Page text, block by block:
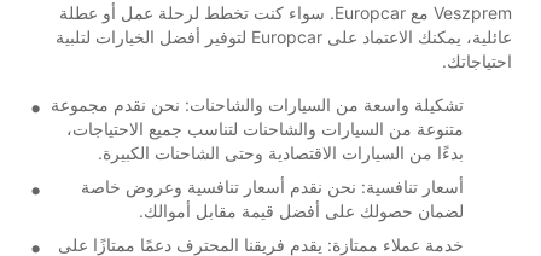
Veszprem مع Europcar. سواء كنت تخطط لرحلة عمل أو عطلة
عائلية، يمكنك الاعتماد على Europcar لتوفير أفضل الخيارات لتلبية
احتياجاتك.
تشكيلة واسعة من السيارات والشاحنات: نحن نقدم مجموعة
متنوعة من السيارات والشاحنات لتناسب جميع الاحتياجات،
بدءًا من السيارات الاقتصادية وحتى الشاحنات الكبيرة.
أسعار تنافسية: نحن نقدم أسعار تنافسية وعروض خاصة
لضمان حصولك على أفضل قيمة مقابل أموالك.
خدمة عملاء ممتازة: يقدم فريقنا المحترف دعمًا ممتازًا على